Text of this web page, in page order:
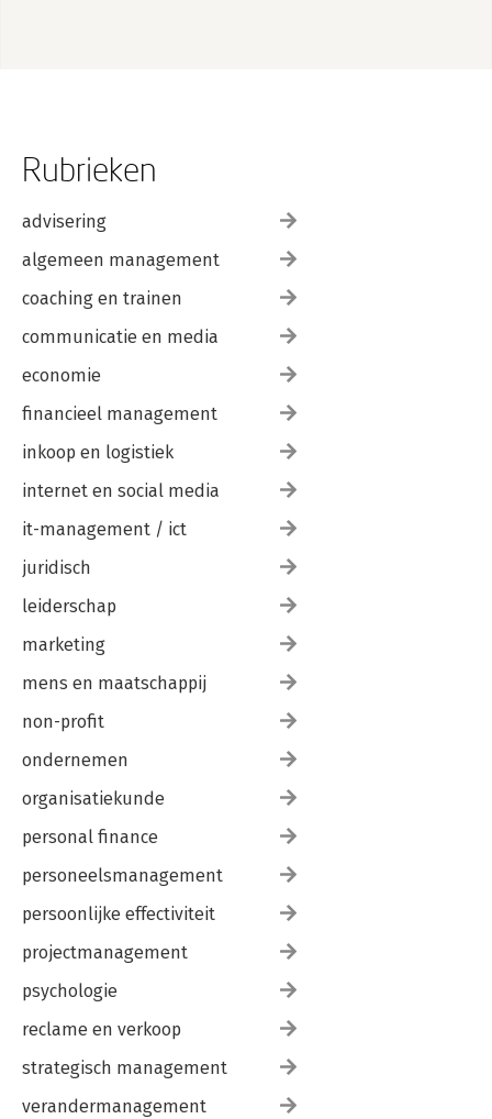
Rubrieken
advisering
algemeen management
coaching en trainen
communicatie en media
economie
financieel management
inkoop en logistiek
internet en social media
it-management / ict
juridisch
leiderschap
marketing
mens en maatschappij
non-profit
ondernemen
organisatiekunde
personal finance
personeelsmanagement
persoonlijke effectiviteit
projectmanagement
psychologie
reclame en verkoop
strategisch management
verandermanagement